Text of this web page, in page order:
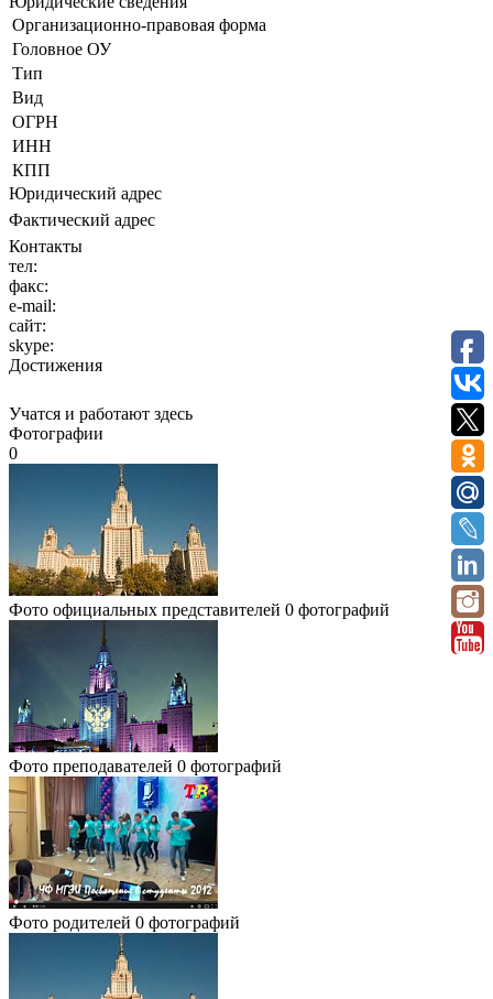
Организационно-правовая форма
Головное ОУ
Тип
Вид
ОГРН
ИНН
КПП
Юридический адрес
Фактический адрес
Контакты
тел:
факс:
e-mail:
сайт:
skype:
Достижения
Учатся и работают здесь
Фотографии
0
Фото официальных представителей 0 фотографий
Фото преподавателей 0 фотографий
Фото родителей 0 фотографий